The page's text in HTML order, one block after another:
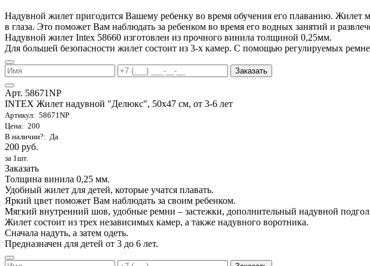
Надувной жилет пригодится Вашему ребенку во время обучения его плаванию. Жилет
в глаза. Это поможет Вам наблюдать за ребенком во время его водных занятий и
Надувной жилет Intex 58660 изготовлен из прочного винила толщиной 0,25мм.
Для большей безопасности жилет состоит из 3-х камер. С помощью регулируемых
Заказать
Арт. 58671NP
INTEX Жилет надувной "Делюкс", 50х47 см, от 3-6 лет
Артикул: 58671NP
Цена: 200
В наличии?: Да
200 руб.
за 1шт.
Заказать
Толщина винила 0,25 мм.
Удобный жилет для детей, которые учатся плавать.
Яркий цвет поможет Вам наблюдать за своим ребенком.
Мягкий внутренний шов, удобные ремни – застежки, дополнительный надувной
Жилет состоит из трех независимых камер, а также надувного воротника.
Сначала надуть, а затем одеть.
Предназначен для детей от 3 до 6 лет.